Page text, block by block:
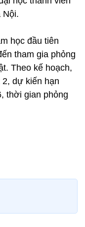
Nội.
học đầu tiên
tham gia phỏng
Theo kế hoạch,
dự kiến hạn
thời gian phỏng